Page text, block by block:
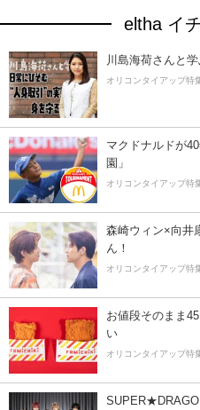
eltha イ
川島海荷さんと
オリコンタイアップ特
マクドナルドが
園」
オリコンタイアップ特
森崎ウィン×向井
ん！
オリコンタイアップ特
お値段そのまま
い
オリコンタイアップ特